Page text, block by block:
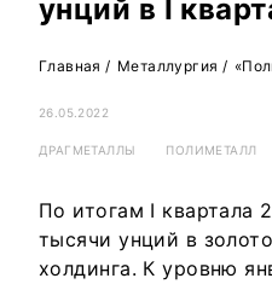
Геологоразведка
Обогащение
унций в I
Главная / Металлургия /
26.05.2022
ДРАГМЕТАЛЛЫ ПОЛИМЕТАЛЛ
По итогам I квартала
тысячи унций в
холдинга. К уровню